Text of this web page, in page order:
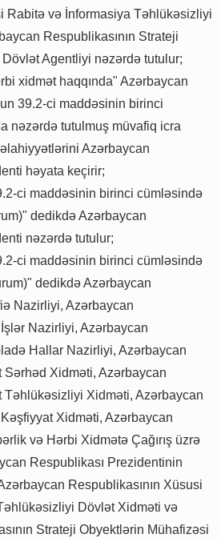
Rabitə və İnformasiya Təhlükəsizliyi
Respublikasının Strateji
Agentliyi nəzərdə tutulur;
xidmət haqqında" Azərbaycan
39.2-ci maddəsinin birinci
nəzərdə tutulmuş müvafiq icra
Azərbaycan
həyata keçirir;
ci maddəsinin birinci cümləsində
dedikdə Azərbaycan
nəzərdə tutulur;
ci maddəsinin birinci cümləsində
dedikdə Azərbaycan
Nazirliyi, Azərbaycan
Nazirliyi, Azərbaycan
Hallar Nazirliyi, Azərbaycan
Sərhəd Xidməti, Azərbaycan
Təhlükəsizliyi Xidməti, Azərbaycan
Xidməti, Azərbaycan
və Hərbi Xidmətə Çağırış üzrə
Respublikası Prezidentinin
Respublikasının Xüsusi
Dövlət Xidməti və
Strateji Obyektlərin Mühafizəsi